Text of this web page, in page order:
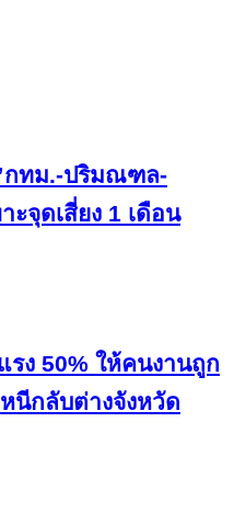
กทม.-ปริมณฑล-
ะจุดเสี่ยง 1 เดือน
รง 50% ให้คนงานถูก
นีกลับต่างจังหวัด